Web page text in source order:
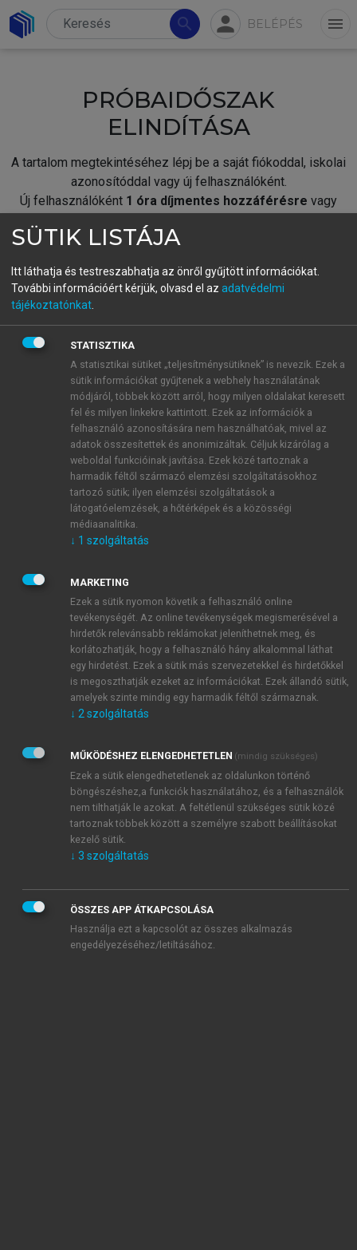
search person BELÉPÉS menu
PRÓBAIDŐSZAK
ELINDÍTÁSA
A tartalom megtekintéséhez lépj be a saját fiókoddal, iskolai
azonosítóddal vagy új felhasználóként.
Új felhasználóként 1 óra díjmentes hozzáférésre vagy
fiókoddal,vagy hozz létre új fiókot.
A regisztráció után apróbaidőszakautomatikusan
BELÉPÉS SAJÁT FIÓKKAL
ÚJ FIÓK LÉTREHOZÁSA
1 óra díjmentes hozzáférés
E-MAIL-CÍM
JELSZÓ
JELSZÓ ÚJRA
Kérek értesítést a MeRSZ újdonságairól, akcióiról.
Kérek értesítést az Akadémiai Kiadó Zrt. újdonságairól,
Adatkezelési tájékoztatóbanfoglaltakat tudomásul
veszem és elfogadom.
Általános vásárlási feltételeket, valamint a szotar.netés a
mersz.huoldalak licencszerződéseiben foglaltakat
tudomásul veszem és elfogadom.
KIPRÓBÁLOM
SÜTIK LISTÁJA
Itt láthatja és testreszabhatja az önről gyűjtött információkat.
További információért kérjük, olvasd el az adatvédelmi
tájékoztatónkat
STATISZTIKA
A statisztikai sütiket „teljesítménysütiknek” is nevezik. Ezek a
sütik információkat gyűjtenek a webhely használatának
módjáról, többek között arról, hogy milyen oldalakat keresett
fel és milyen linkekre kattintott. Ezek az információk a
felhasználó azonosítására nem használhatóak, mivel az
adatok összesítettek és anonimizáltak. Céljuk kizárólag a
weboldal funkcióinak javítása. Ezek közé tartoznak a
harmadik féltől származó elemzési szolgáltatásokhoz
tartozó sütik; ilyen elemzési szolgáltatások a
látogatóelemzések, a hőtérképek és a közösségi
médiaanalitika.
↓ 1 szolgáltatás
MARKETING
Ezek a sütik nyomon követik a felhasználó online
tevékenységét. Az online tevékenységek megismerésével a
hirdetők relevánsabb reklámokat jeleníthetnek meg, és
korlátozhatják, hogy a felhasználó hány alkalommal láthat
egy hirdetést. Ezek a sütik más szervezetekkel és hirdetőkkel
is megoszthatják ezeket az információkat. Ezek állandó sütik,
amelyek szinte mindig egy harmadik féltől származnak.
↓ 2 szolgáltatás
MŰKÖDÉSHEZ ELENGEDHETETLEN (mindig szükséges)
Ezek a sütik elengedhetetlenek az oldalunkon történő
böngészéshez,a funkciók használatához, és a felhasználók
nem tilthatják le azokat. A feltétlenül szükséges sütik közé
tartoznak többek között a személyre szabott beállításokat
kezelő sütik.
↓ 3 szolgáltatás
ÖSSZES APP ÁTKAPCSOLÁSA
Használja ezt a kapcsolót az összes alkalmazás
engedélyezéséhez/letiltásához.